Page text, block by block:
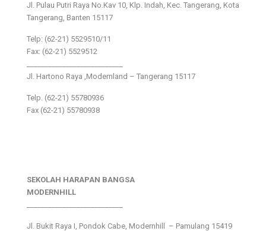
Jl. Pulau Putri Raya No.Kav 10, Klp. Indah, Kec. Tangerang, Kota
Tangerang, Banten 15117
Telp: (62-21) 5529510/11
Fax: (62-21) 5529512
Jl. Hartono Raya ,Modernland – Tangerang 15117
Telp. (62-21) 55780936
Fax (62-21) 55780938
SEKOLAH HARAPAN BANGSA
MODERNHILL
Jl. Bukit Raya I, Pondok Cabe, Modernhill – Pamulang 15419